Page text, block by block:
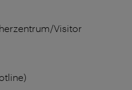
Visitor